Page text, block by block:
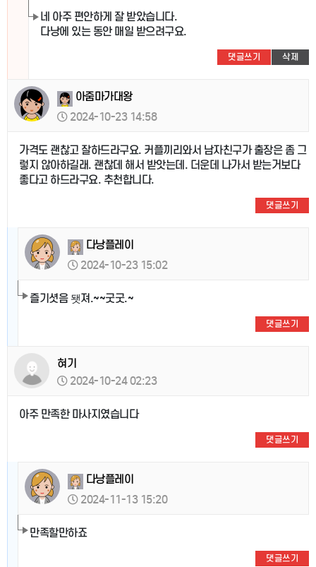
네 아주 편안하게 잘 받았습니다.
다낭에 있는 동안 매일 받으려구요.
댓글쓰기 삭제
아줌마가대왕
2024-10-23 14:58
가격도 괜찮고 잘하드라구요. 커플끼리와서 남자친구가 출장은 좀 그
렇지 않아하길래. 괜찮데 해서 받앗는데. 더운데 나가서 받는거보다
좋다고 하드라구요. 추천합니다.
댓글쓰기
다낭플레이
2024-10-23 15:02
즐기셧음 됏져.~~굿굿.~
댓글쓰기
혀기
2024-10-24 02:23
아주 만족한 마사지였습니다
댓글쓰기
다낭플레이
2024-11-13 15:20
만족할만하죠
댓글쓰기